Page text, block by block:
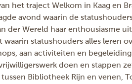
het traject Welkom in Kaag en
avond waarin de
der Wereld haar enthousiasme
waarin statushouders alles leren
aan activiteiten en
doen en stappen
Bibliotheek Rijn en venen,